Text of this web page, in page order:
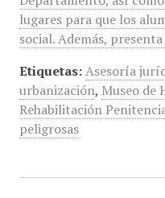
lugares para que los
social. Además,
Etiquetas: Asesoría
urbanización, Museo de
Rehabilitación
peligrosas